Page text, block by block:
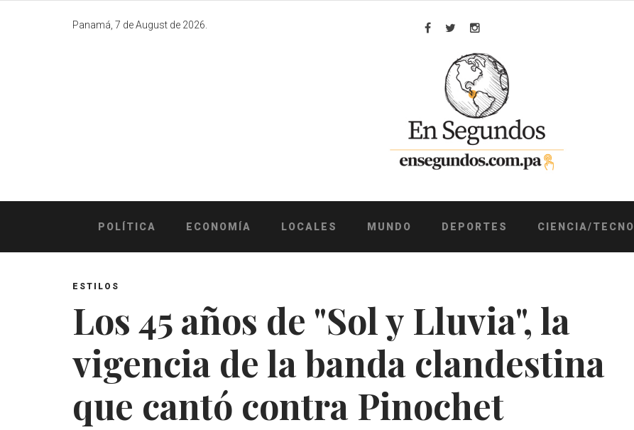
Panamá, 7 de August de 2026.
Facebook
TwitterInstagram
POLÍTICA ECONOMÍA LOCALES MUNDO DEPORTES CIENCIA/TECNO
ESTILOS
Los 45 años de "Sol y Lluvia", la
vigencia de la banda clandestina
que cantó contra Pinochet